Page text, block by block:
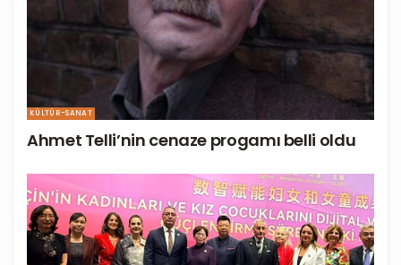
KÜLTÜR-SANAT
Ahmet Telli’nin cenaze progamı belli oldu